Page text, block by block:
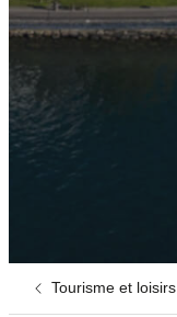
Tourisme et loisirs